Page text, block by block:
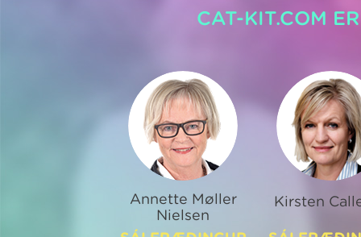
CAT-KIT.COM
Annette Møller
Nielsen
Kirsten